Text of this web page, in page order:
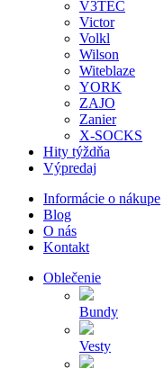
V3TEC
Victor
Volkl
Wilson
Witeblaze
YORK
ZAJO
Zanier
X-SOCKS
Hity týždňa
Výpredaj
Informácie o nákupe
Blog
O nás
Kontakt
Oblečenie
Bundy
Vesty